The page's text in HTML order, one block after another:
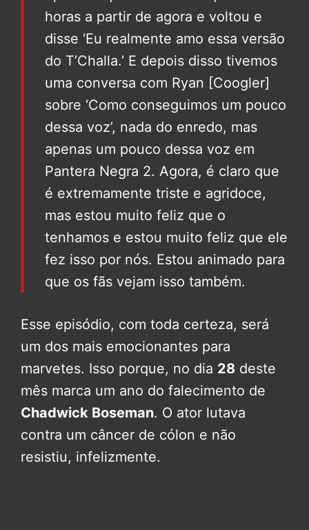
horas a partir de agora e voltou e
disse ‘Eu realmente amo essa versão
do T’Challa.’ E depois disso tivemos
uma conversa com Ryan [Coogler]
sobre ‘Como conseguimos um pouco
dessa voz’, nada do enredo, mas
apenas um pouco dessa voz em
Pantera Negra 2. Agora, é claro que
é extremamente triste e agridoce,
mas estou muito feliz que o
tenhamos e estou muito feliz que ele
fez isso por nós. Estou animado para
que os fãs vejam isso também.
Esse episódio, com toda certeza, será
um dos mais emocionantes para
marvetes. Isso porque, no dia 28 deste
mês marca um ano do falecimento de
Chadwick Boseman. O ator lutava
contra um câncer de cólon e não
resistiu, infelizmente.